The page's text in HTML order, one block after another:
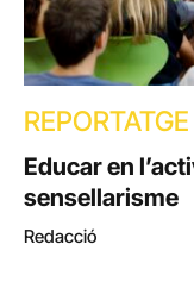
REPORTATGE
Educar en
sensellarisme
Redacció